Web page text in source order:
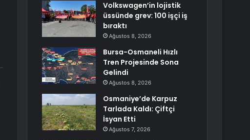
Volkswagen’in lojistik
üssünde grev: 100 işçi iş
bıraktı
Ağustos 8, 2026
Bursa-Osmaneli Hızlı
Tren Projesinde Sona
Gelindi
Ağustos 8, 2026
Osmaniye’de Karpuz
Tarlada Kaldı: Çiftçi
İsyan Etti
Ağustos 7, 2026